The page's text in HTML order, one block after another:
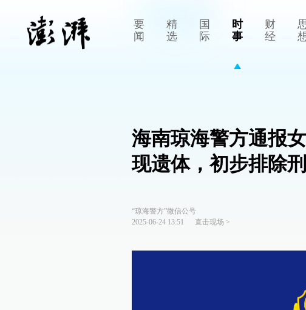
要
闻
精
选
国
际
时
事
财
经
海南琼海警方通报
现遗体，初步排除
“琼海警方”微信公号
2025-06-24 13:51
直击现场 >